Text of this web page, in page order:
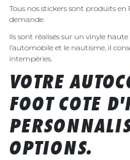
Tous nos stickers sont produits en
demande.
Ils sont réalisés sur un vinyle
l’automobile et le nautisme, il
intempéries.
VOTRE
FOOT COTE
OPTIONS.